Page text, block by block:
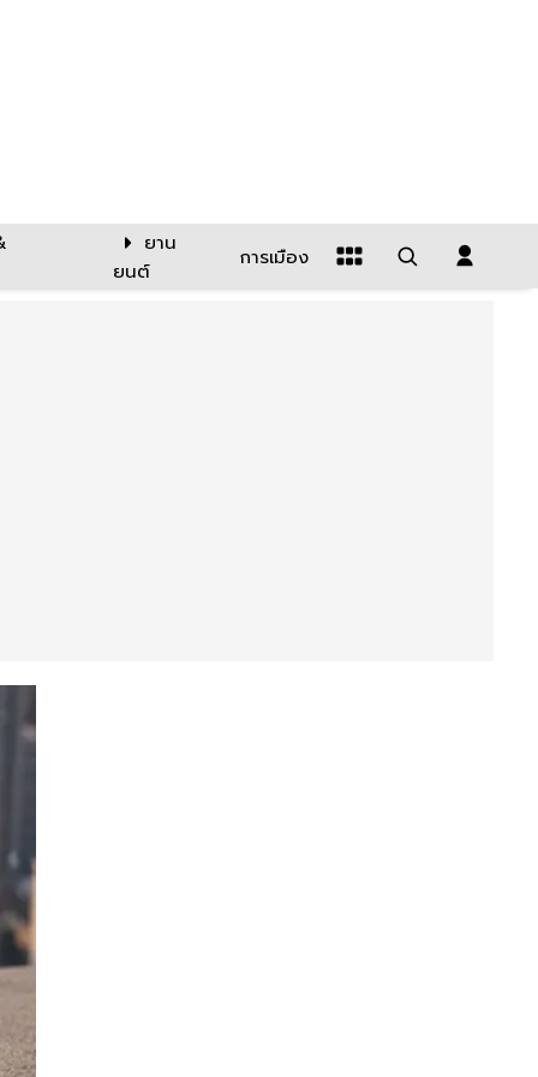
ยาน
ยนต์
การเมือง